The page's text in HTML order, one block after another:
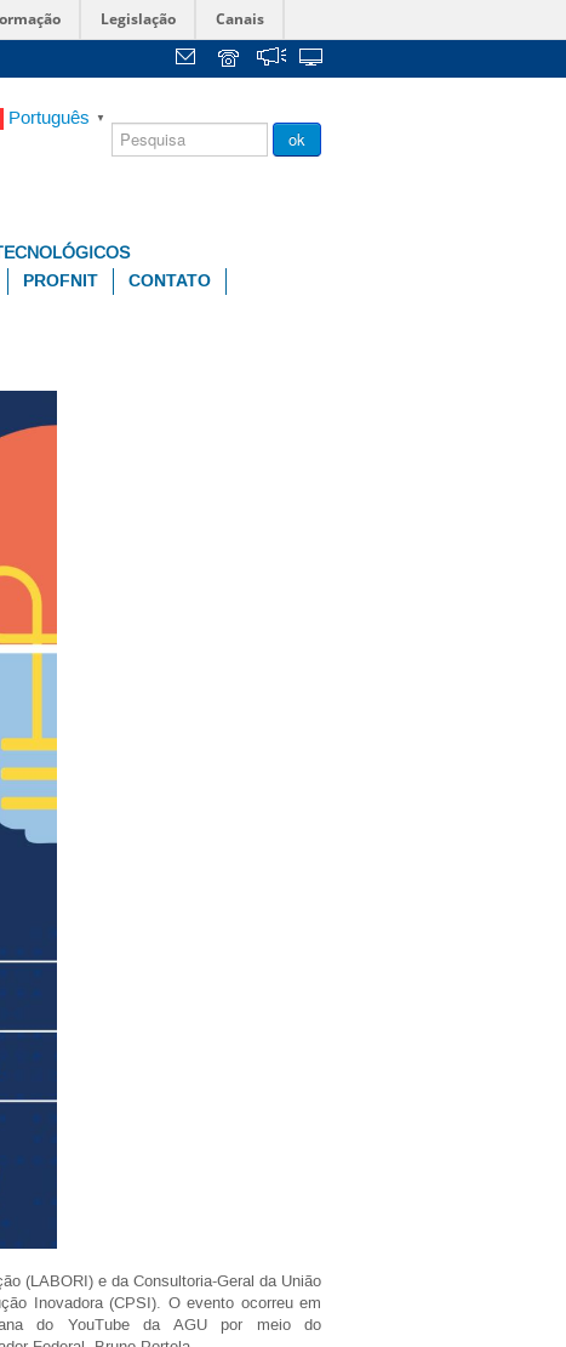
Legislação Canais
Português ▼
Chamada
Pública
ok
PROFNIT CONTATO
(LABORI) e da Consultoria-Geral da União
Inovadora (CPSI). O evento ocorreu em
do YouTube da AGU por meio do